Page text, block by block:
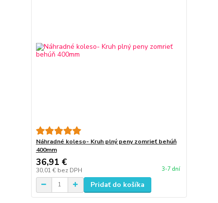
Náhradné koleso- Kruh plný peny zomrieť behúň
400mm
36,91 €
30,01 € bez DPH 3-7 dní
Pridať do košíka